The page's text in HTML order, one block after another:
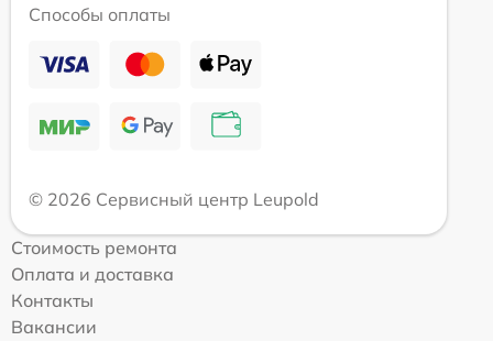
Способы оплаты
© 2026 Сервисный центр Leupold
Стоимость ремонта
Оплата и доставка
Контакты
Вакансии